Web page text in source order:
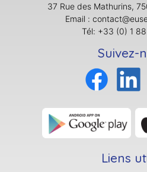
37 Rue des Mathurins,
Email :
Tél: +33 (0) 1
Suivez-
Liens